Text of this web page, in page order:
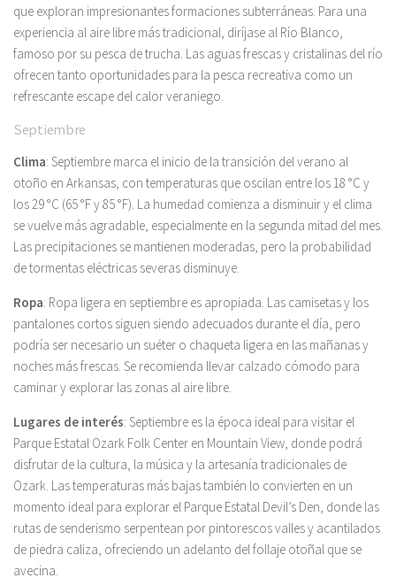
que exploran impresionantes formaciones subterráneas. Para una
experiencia al aire libre más tradicional, diríjase al Río Blanco,
famoso por su pesca de trucha. Las aguas frescas y cristalinas del río
ofrecen tanto oportunidades para la pesca recreativa como un
refrescante escape del calor veraniego.
Septiembre
Clima: Septiembre marca el inicio de la transición del verano al
otoño en Arkansas, con temperaturas que oscilan entre los 18 °C y
los 29 °C (65 °F y 85 °F). La humedad comienza a disminuir y el clima
se vuelve más agradable, especialmente en la segunda mitad del mes.
Las precipitaciones se mantienen moderadas, pero la probabilidad
de tormentas eléctricas severas disminuye.
Ropa: Ropa ligera en septiembre es apropiada. Las camisetas y los
pantalones cortos siguen siendo adecuados durante el día, pero
podría ser necesario un suéter o chaqueta ligera en las mañanas y
noches más frescas. Se recomienda llevar calzado cómodo para
caminar y explorar las zonas al aire libre.
Lugares de interés: Septiembre es la época ideal para visitar el
Parque Estatal Ozark Folk Center en Mountain View, donde podrá
disfrutar de la cultura, la música y la artesanía tradicionales de
Ozark. Las temperaturas más bajas también lo convierten en un
momento ideal para explorar el Parque Estatal Devil’s Den, donde las
rutas de senderismo serpentean por pintorescos valles y acantilados
de piedra caliza, ofreciendo un adelanto del follaje otoñal que se
avecina.